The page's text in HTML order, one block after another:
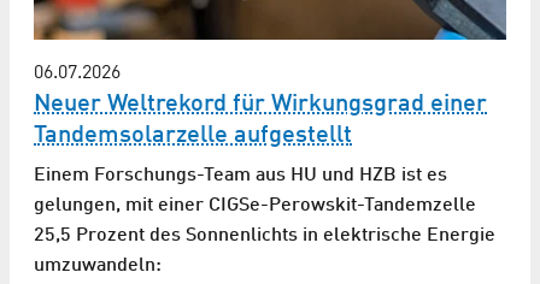
06.07.2026
Neuer Weltrekord für Wirkungsgrad einer
Tandem­solarzelle aufgestellt
Einem Forschungs-Team aus HU und HZB ist es
gelungen, mit einer CIGSe-Perowskit-Tandemzelle
25,5 Prozent des Sonnenlichts in elektrische Energie
umzuwandeln: